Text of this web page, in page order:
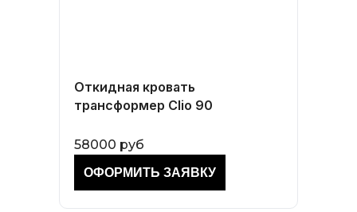
Откидная кровать
трансформер Clio 90
58000 руб